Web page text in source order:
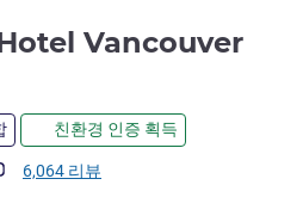
Vancouver4성
친환경 인증 획득
6,064 리뷰